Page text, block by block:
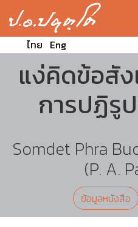
ไทย Eng
แง่คิดข้อสั
การปฏิรู
Somdet Phra
(P. A.
ข้อมูลหนังสือ